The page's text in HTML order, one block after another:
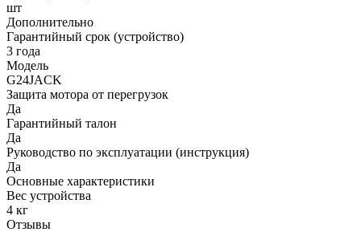
шт
Дополнительно
Гарантийный срок (устройство)
3 года
Модель
G24JACK
Защита мотора от перегрузок
Да
Гарантийный талон
Да
Руководство по эксплуатации (инструкция)
Да
Основные характеристики
Вес устройства
4 кг
Отзывы